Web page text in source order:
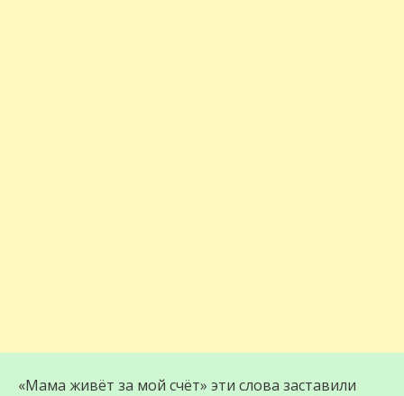
«Мама живёт за мой счёт» эти слова заставили